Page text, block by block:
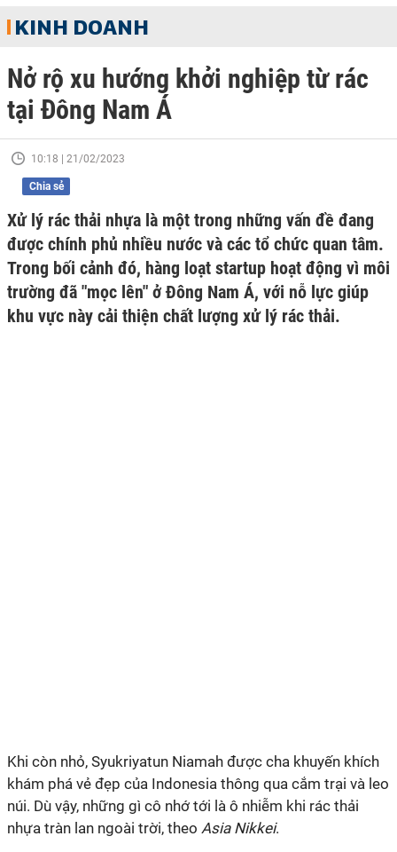
KINH DOANH
Nở rộ xu hướng khởi nghiệp từ rác
tại Đông Nam Á
10:18 | 21/02/2023
Chia sẻ
Xử lý rác thải nhựa là một trong những vấn đề đang
được chính phủ nhiều nước và các tổ chức quan tâm.
Trong bối cảnh đó, hàng loạt startup hoạt động vì môi
trường đã "mọc lên" ở Đông Nam Á, với nỗ lực giúp
khu vực này cải thiện chất lượng xử lý rác thải.
Khi còn nhỏ, Syukriyatun Niamah được cha khuyến khích
khám phá vẻ đẹp của Indonesia thông qua cắm trại và leo
núi. Dù vậy, những gì cô nhớ tới là ô nhiễm khi rác thải
nhựa tràn lan ngoài trời, theo Asia Nikkei.